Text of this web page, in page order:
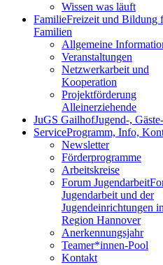
Wissen was läuft
FamilieFreizeit und Bildung
Familien
Allgemeine
Veranstaltungen
Netzwerkarbeit und
Kooperation
Projektförderung
Alleinerziehende
JuGS GailhofJugend-,
ServiceProgramm, Info,
Newsletter
Förderprogramme
Arbeitskreise
Forum Jugendarbeit
Jugendarbeit und der
Jugendeinrichtungen
Region Hannover
Anerkennungsjahr
Teamer*innen-Pool
Kontakt